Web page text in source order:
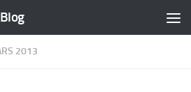
2013